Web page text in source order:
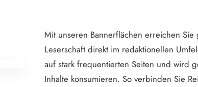
Mit unseren Bannerflächen erreichen
Leserschaft direkt im redaktionellen
auf stark frequentierten Seiten und wird
Inhalte konsumieren. So verbinden Sie